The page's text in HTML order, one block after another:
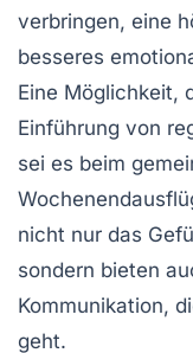
verbringen, eine
besseres
Eine Möglichkeit,
Einführung von
sei es beim
nicht nur das
sondern bieten
Kommunikation,
geht.